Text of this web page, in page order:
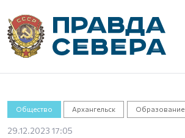
Общество Архангельск Образование
29.12.2023 17:05